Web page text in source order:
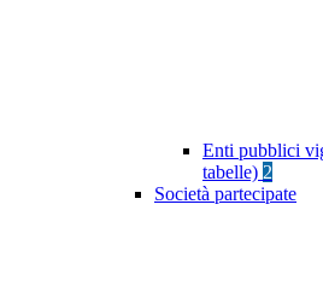
Enti pubblici
tabelle) 2
Società partecipate